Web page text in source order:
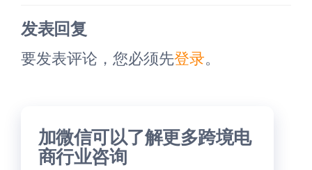
章
发表回复
要发表评论，您必须先登录。
加微信可以了解更多跨境电
商行业咨询